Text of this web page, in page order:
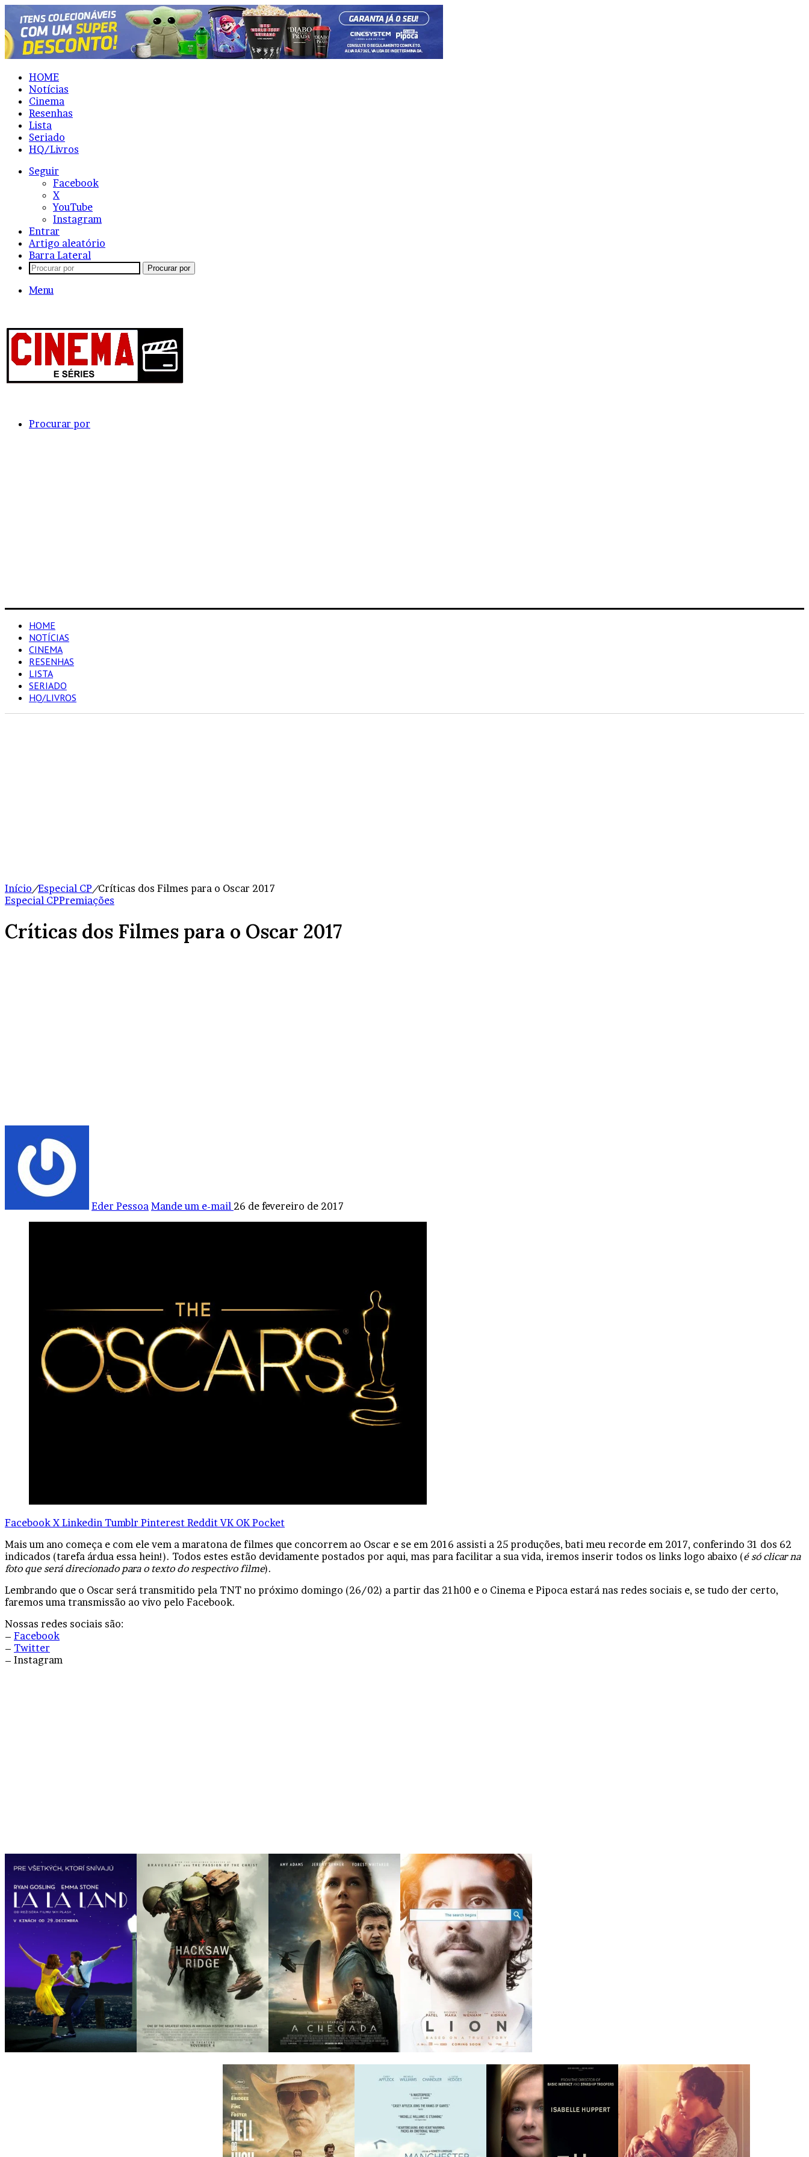
HOME
Notícias
Cinema
Resenhas
Lista
Seriado
HQ/Livros
Seguir
Facebook
X
YouTube
Instagram
Entrar
Artigo aleatório
Barra Lateral
Procurar por
Menu
Procurar por
HOME
NOTÍCIAS
CINEMA
RESENHAS
LISTA
SERIADO
HQ/LIVROS
Início/Especial CP/Críticas dos Filmes para o Oscar 2017
Especial CPPremiações
Críticas dos Filmes para o Oscar 2017
Eder Pessoa Mande um e-mail 26 de fevereiro de 2017
Facebook X Linkedin Tumblr Pinterest Reddit VK OK Pocket
Mais um ano começa e com ele vem a maratona de filmes que concorrem ao Oscar e se em 2016 assisti a 25 produções, bati meu recorde em 2017, conferindo 31 dos 62
indicados (tarefa árdua essa hein!). Todos estes estão devidamente postados por aqui, mas para facilitar a sua vida, iremos inserir todos os links logo abaixo (é só clicar na
foto que será direcionado para o texto do respectivo filme).
Lembrando que o Oscar será transmitido pela TNT no próximo domingo (26/02) a partir das 21h00 e o Cinema e Pipoca estará nas redes sociais e, se tudo der certo,
faremos uma transmissão ao vivo pelo Facebook.
Nossas redes sociais são:
– Facebook
– Twitter
– Instagram